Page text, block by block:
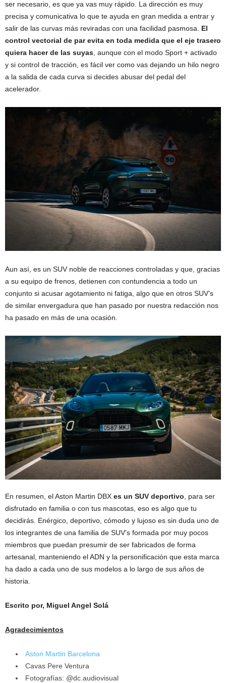
ser necesario, es que ya vas muy rápido. La dirección es muy
precisa y comunicativa lo que te ayuda en gran medida a entrar y
salir de las curvas más reviradas con una facilidad pasmosa. El
control vectorial de par evita en toda medida que el eje trasero
quiera hacer de las suyas , aunque con el modo Sport + activado
y si control de tracción, es fácil ver como vas dejando un hilo negro
a la salida de cada curva si decides abusar del pedal del
acelerador.
Aun así, es un SUV noble de reacciones controladas y que, gracias
a su equipo de frenos, detienen con contundencia a todo un
conjunto si acusar agotamiento ni fatiga, algo que en otros SUV’s
de similar envergadura que han pasado por nuestra redacción nos
ha pasado en más de una ocasión.
En resumen, el Aston Martin DBX es un SUV deportivo , para ser
disfrutado en familia o con tus mascotas, eso es algo que tu
decidirás. Enérgico, deportivo, cómodo y lujoso es sin duda uno de
los integrantes de una familia de SUV’s formada por muy pocos
miembros que puedan presumir de ser fabricados de forma
artesanal, manteniendo el ADN y la personificación que esta marca
ha dado a cada uno de sus modelos a lo largo de sus años de
historia.
Escrito por, Miguel Angel Solá
Agradecimientos
Aston Martin Barcelona
Cavas Pere Ventura
Fotografías: @dc.audiovisual